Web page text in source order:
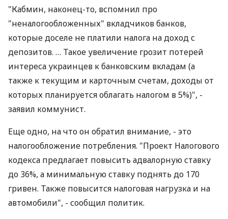
"Кабмин, наконец-то, вспомнил про
"неналогообложенных" вкладчиков банков,
которые доселе не платили налога на доход с
депозитов. … Такое увеличение грозит потерей
интереса украинцев к банковским вкладам (а
также к текущим и карточным счетам, доходы от
которых планируется облагать налогом в 5%)", -
заявил коммунист.
Еще одно, на что он обратил внимание, - это
налогообложение потребления. "Проект Налогового
кодекса предлагает повысить адвалорную ставку
до 36%, а минимальную ставку поднять до 170
гривен. Также повысится налоговая нагрузка и на
автомобили", - сообщил политик.